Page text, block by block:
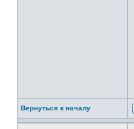
Вернуться к началу